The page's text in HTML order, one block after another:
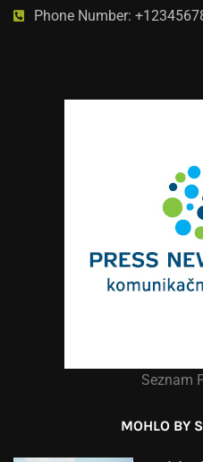
Phone Number:
Seznam
MOHLO BY